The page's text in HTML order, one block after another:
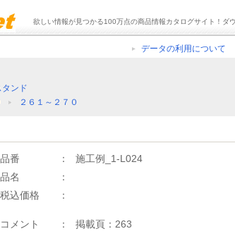
欲しい情報が見つかる100万点の商品情報カタログサイト！ダ
データの利用について
タンド
２６１～２７０
品番 ：
施工例_1-L024
品名
：
税込価格
：
コメント ： 掲載頁：263